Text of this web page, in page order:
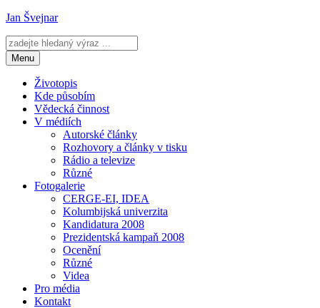
Přejít
obsahu
webu
Jan Švejnar
Menu
Životopis
Kde působím
Vědecká činnost
V médiích
Autorské články
Rozhovory a články v tisku
Rádio a televize
Různé
Fotogalerie
CERGE-EI, IDEA
Kolumbijská univerzita
Kandidatura 2008
Prezidentská kampaň 2008
Ocenění
Různé
Videa
Pro média
Kontakt